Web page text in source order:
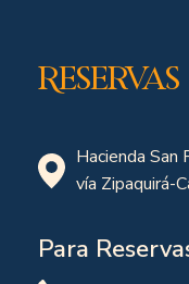
Reservas
Hacienda San
vía Zipaquirá-
Para